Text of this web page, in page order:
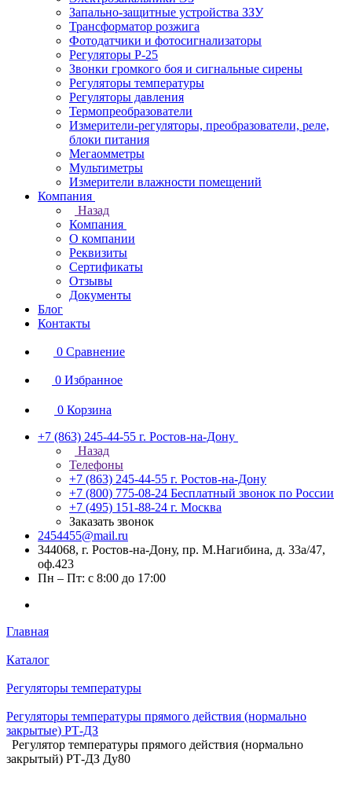
Запально-защитные устройства ЗЗУ
Трансформатор розжига
Фотодатчики и фотосигнализаторы
Регуляторы Р-25
Звонки громкого боя и сигнальные сирены
Регуляторы температуры
Регуляторы давления
Термопреобразователи
Измерители-регуляторы, преобразователи, реле,
блоки питания
Мегаомметры
Мультиметры
Измерители влажности помещений
Компания
Назад
Компания
О компании
Реквизиты
Сертификаты
Отзывы
Документы
Блог
Контакты
0 Сравнение
0 Избранное
0 Корзина
+7 (863) 245-44-55 г. Ростов-на-Дону
Назад
Телефоны
+7 (863) 245-44-55 г. Ростов-на-Дону
+7 (800) 775-08-24 Бесплатный звонок по России
+7 (495) 151-88-24 г. Москва
Заказать звонок
2454455@mail.ru
344068, г. Ростов-на-Дону, пр. М.Нагибина, д. 33а/47,
оф.423
Пн – Пт: с 8:00 до 17:00
Главная
Каталог
Регуляторы температуры
Регуляторы температуры прямого действия (нормально
закрытые) РТ-ДЗ
Регулятор температуры прямого действия (нормально
закрытый) РТ-ДЗ Ду80